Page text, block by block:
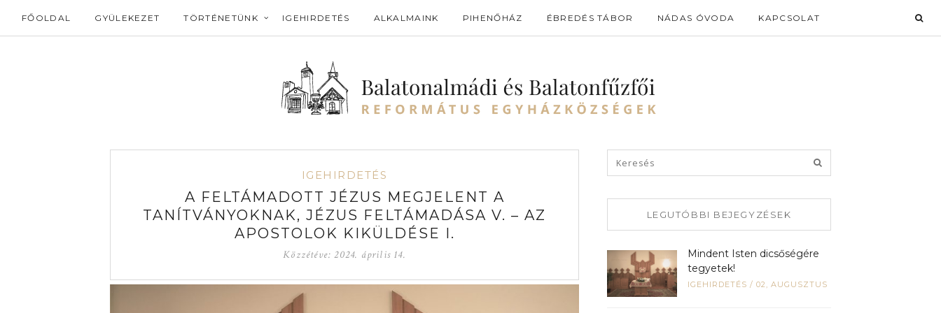
FŐOLDAL GYÜLEKEZET TÖRTÉNETÜNK IGEHIRDETÉS ALKALMAINK PIHENŐHÁZ ÉBREDÉS TÁBOR NÁDAS ÓVODA KAPCSOLAT
IGEHIRDETÉS
A FELTÁMADOTT JÉZUS MEGJELENT A
TANÍTVÁNYOKNAK, JÉZUS FELTÁMADÁSA V. – AZ
APOSTOLOK KIKÜLDÉSE I.
Közzétéve:2024. április 14.
LEGUTÓBBI BEJEGYZÉSEK
Mindent Isten dicsőségére
tegyetek!
IGEHIRDETÉS / 02, AUGUSZTUS